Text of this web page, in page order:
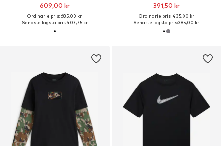
609,00 kr
Ordinarie pris: 685,00 kr
Senaste lägsta pris:403,75 kr
391,50 kr
Ordinarie pris: 435,00 kr
Senaste lägsta pris:385,00 kr